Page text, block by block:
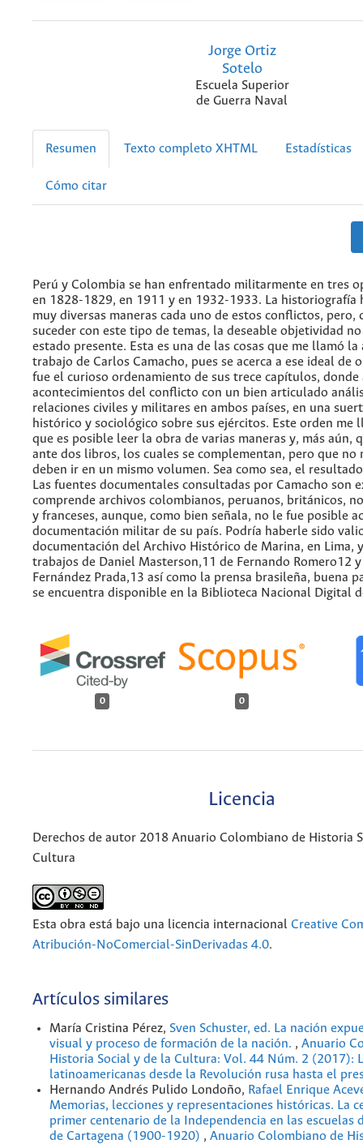
Jorge Ortiz
Sotelo
Escuela Superior
de Guerra Naval
Resumen Texto completo XHTML Estadísticas
Cómo citar
Perú y Colombia se han enfrentado militarmente en tres
en 1828-1829, en 1911 y en 1932-1933. La historiografía
muy diversas maneras cada uno de estos conflictos, pero,
suceder con este tipo de temas, la deseable objetividad
estado presente. Esta es una de las cosas que me llamó
trabajo de Carlos Camacho, pues se acerca a ese ideal de
fue el curioso ordenamiento de sus trece capítulos,
acontecimientos del conflicto con un bien articulado
relaciones civiles y militares en ambos países, en una
histórico y sociológico sobre sus ejércitos. Este orden me
que es posible leer la obra de varias maneras y, más aún,
ante dos libros, los cuales se complementan, pero que no
deben ir en un mismo volumen. Sea como sea, el
Las fuentes documentales consultadas por Camacho son
comprende archivos colombianos, peruanos, británicos,
y franceses, aunque, como bien señala, no le fue posible
documentación militar de su país. Podría haberle sido
documentación del Archivo Histórico de Marina, en Lima,
trabajos de Daniel Masterson,11 de Fernando Romero12
Fernández Prada,13 así como la prensa brasileña, buena
se encuentra disponible en la Biblioteca Nacional Digital
0 0
Licencia
Derechos de autor 2018 Anuario Colombiano de Historia
Cultura
Esta obra está bajo una licencia internacional Creative
Atribución-NoComercial-SinDerivadas 4.0.
Artículos similares
María Cristina Pérez, Sven Schuster, ed. La nación
visual y proceso de formación de la nación. , Anuario
Historia Social y de la Cultura: Vol. 44 Núm. 2 (2017):
latinoamericanas desde la Revolución rusa hasta el
Hernando Andrés Pulido Londoño, Rafael Enrique
Memorias, lecciones y representaciones históricas. La
primer centenario de la Independencia en las escuelas
de Cartagena (1900-1920) , Anuario Colombiano de